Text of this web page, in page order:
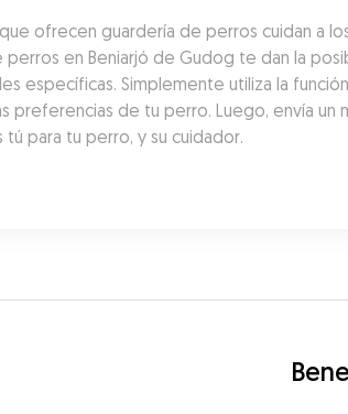
ofrecen guardería de perros cuidan a
en Beniarjó de Gudog te dan la
específicas. Simplemente utiliza la
preferencias de tu perro. Luego, envía
para tu perro, y su cuidador.